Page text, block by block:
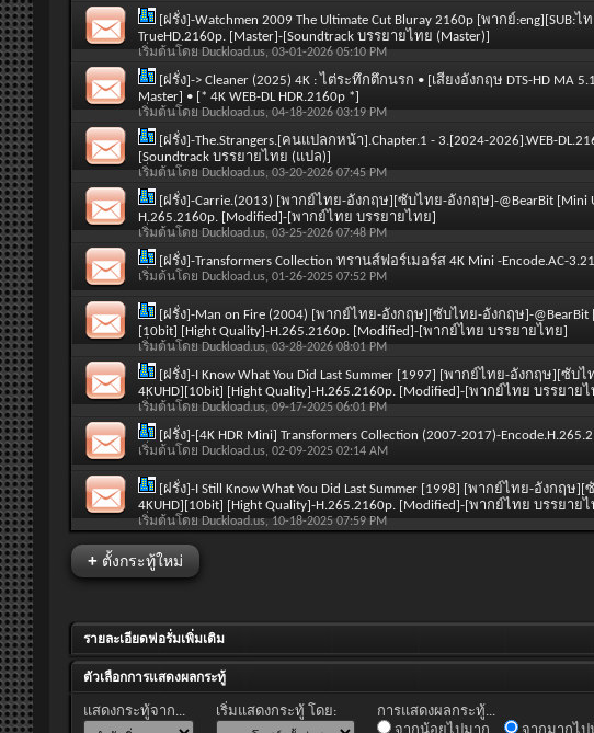
[ฝรั่ง]-Watchmen 2009 The Ultimate Cut Bluray 2160p [พากย์:eng][SUB:
TrueHD.2160p. [Master]-[Soundtrack บรรยายไทย (Master)]
เริ่มต้นโดย Duckload.us, 03-01-2026 05:10 PM
[ฝรั่ง]-> Cleaner (2025) 4K : ไต่ระทึกตึกนรก • [เสียงอังกฤษ DTS-HD MA
Master] • [* 4K WEB-DL HDR.2160p *]
เริ่มต้นโดย Duckload.us, 04-18-2026 03:19 PM
[ฝรั่ง]-The.Strangers.[คนแปลกหน้า].Chapter.1 - 3.[2024-2026].WEB-
[Soundtrack บรรยายไทย (แปล)]
เริ่มต้นโดย Duckload.us, 03-20-2026 07:45 PM
[ฝรั่ง]-Carrie.(2013) [พากย์ไทย-อังกฤษ][ซับไทย-อังกฤษ]-@BearBit [Mini
H.265.2160p. [Modified]-[พากย์ไทย บรรยายไทย]
เริ่มต้นโดย Duckload.us, 03-25-2026 07:48 PM
[ฝรั่ง]-Transformers Collection ทรานส์ฟอร์เมอร์ส 4K Mini -Encode.AC-
เริ่มต้นโดย Duckload.us, 01-26-2025 07:52 PM
[ฝรั่ง]-Man on Fire (2004) [พากย์ไทย-อังกฤษ][ซับไทย-อังกฤษ]-@BearBit
[10bit] [Hight Quality]-H.265.2160p. [Modified]-[พากย์ไทย บรรยายไทย]
เริ่มต้นโดย Duckload.us, 03-28-2026 08:01 PM
[ฝรั่ง]-I Know What You Did Last Summer [1997] [พากย์ไทย-อังกฤษ][ซับ
4KUHD][10bit] [Hight Quality]-H.265.2160p. [Modified]-[พากย์ไทย บรรยาย
เริ่มต้นโดย Duckload.us, 09-17-2025 06:01 PM
[ฝรั่ง]-[4K HDR Mini] Transformers Collection (2007-2017)-
เริ่มต้นโดย Duckload.us, 02-09-2025 02:14 AM
[ฝรั่ง]-I Still Know What You Did Last Summer [1998] [พากย์ไทย-อังกฤษ
4KUHD][10bit] [Hight Quality]-H.265.2160p. [Modified]-[พากย์ไทย บรรยาย
เริ่มต้นโดย Duckload.us, 10-18-2025 07:59 PM
+ ตั้งกระทู้ใหม่
รายละเอียดฟอรั่มเพิ่มเติม
ตัวเลือกการแสดงผลกระทู้
แสดงกระทู้จาก... เริ่มแสดงกระทู้ โดย:
การแสดงผลกระทู้...
จากน้อยไปมาก
จากมากไป